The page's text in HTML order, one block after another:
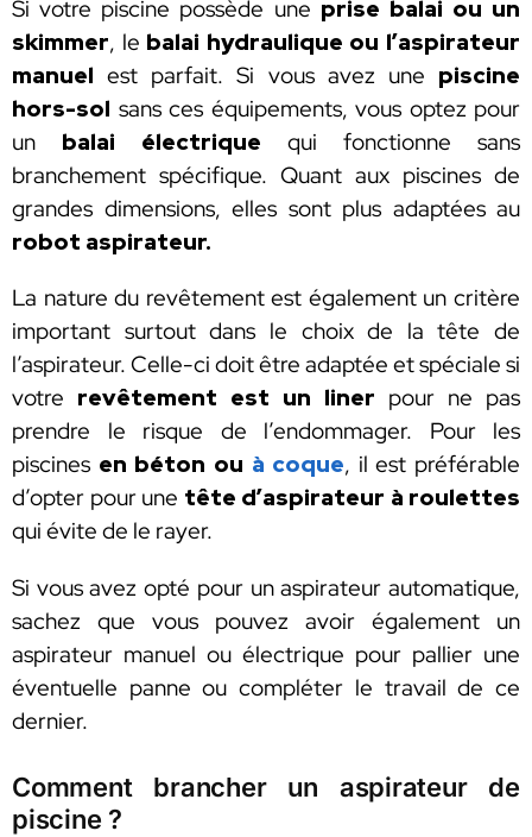
Si votre piscine possède une prise balai ou un
skimmer, le balai hydraulique ou l’aspirateur
manuelest parfait. Si vous avez une piscine
hors-sol sans ces équipements, vous optez pour
un balai électrique qui fonctionne sans
branchement spécifique. Quant aux piscines de
grandes dimensions, elles sont plus adaptées au
robot aspirateur.
La nature du revêtement est également un critère
important surtout dans le choix de la tête de
l’aspirateur. Celle-ci doit être adaptée et spéciale si
votre revêtement est un liner pour ne pas
prendre le risque de l’endommager. Pour les
piscines en béton ou à coque, il est préférable
d’opter pour une tête d’aspirateur à roulettes
qui évite de le rayer.
Si vous avez opté pour un aspirateur automatique,
sachez que vous pouvez avoir également un
aspirateur manuel ou électrique pour pallier une
éventuelle panne ou compléter le travail de ce
dernier.
Comment brancher un aspirateur de
piscine ?